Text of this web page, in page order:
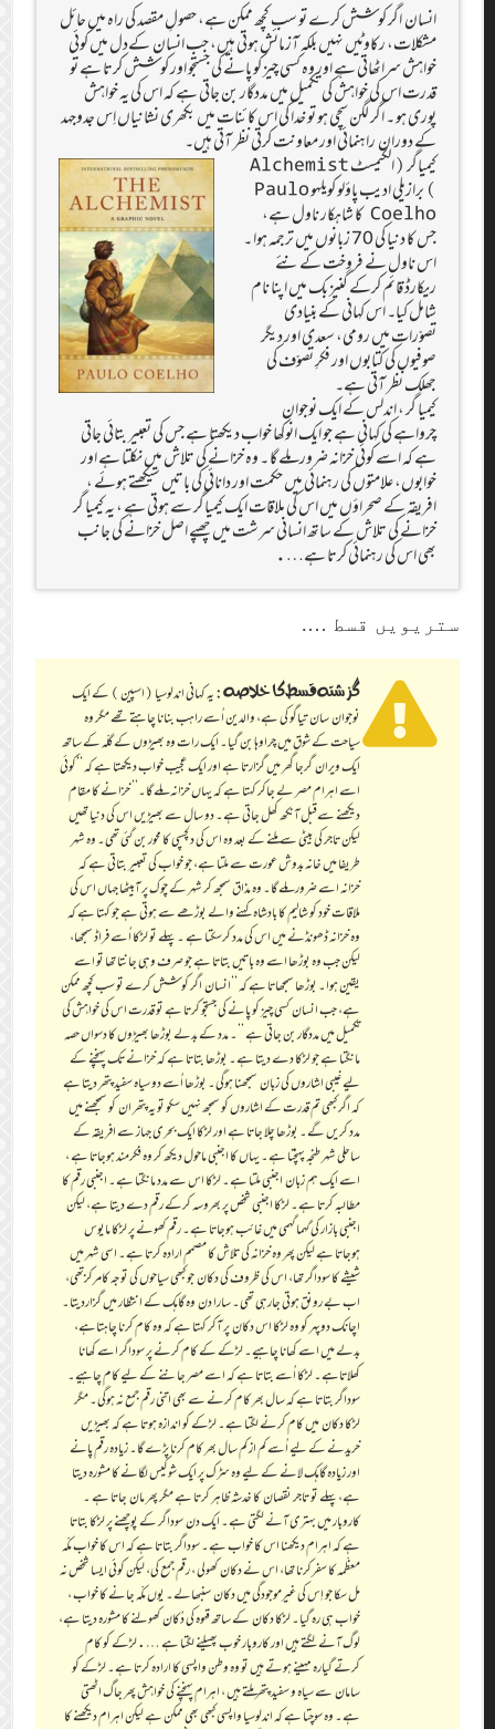
انسان اگر کوشش کرے تو سب کچھ ممکن ہے، حصولِ مقصد کی راہ میں حائل
مشکلات، رکاوٹیں نہیں بلکہ آزمائش ہوتی ہیں، جب انسان کےدل میں کوئی
خواہش سراٹھاتی ہے اور وہ کسی چیز کو پانے کی جستجو اور کوشش کرتا ہے تو
قدرت اس کی خواہش کی تکمیل میں مددگار بن جاتی ہے کہ اس کی یہ خواہش
پوری ہو ۔ اگر لگن سچی ہو تو خدا کی اس کائنات میں بکھری نشانیاں اِس جدوجہد
کے دوران راہنمائی اور معاونت کرتی نظر آتی ہیں۔
کیمیاگر (الکیمسٹ Alchemist
) برازیلی ادیب پاؤلو کویلہو Paulo
Coelho کا شاہکار ناول ہے،
جس کا دنیا کی 70 زبانوں میں ترجمہ ہوا ۔
اس ناول نے فروخت کےنئے
ریکارڈ قائم کرکے گنیز بک میں اپنا نام
شامل کیا۔ اس کہانی کے بنیادی
تصوّرات میں رومی، سعدی اور دیگر
صوفیوں کی کتابوں اور فکرِ تصوّف کی
جھلک نظر آتی ہے۔
کیمیا گر ، اندلس کے ایک نوجوان
چرواہے کی کہانی ہے جو ایک انوکھا خواب دیکھتا ہے جس کی تعبیر بتائی جاتی
ہے کہ اسے کوئی خزانہ ضرورملے گا ۔ وہ خزانے کی تلاش میں نکلتا ہے اور
خوابوں، علامتوں کی رہنمائی میں حکمت اور دانائی کی باتیں سیکھتے ہوئے ،
افریقہ کے صحراؤں میں اس کی ملاقات ایک کیمیاگر سے ہوتی ہے ، یہ کیمیا گر
خزانے کی تلاش کے ساتھ انسانی سرشت میں چھپے اصل خزانے کی جانب
بھی اس کی رہنمائی کرتا ہے….
ستریویں قسط ….
گزشتہ قسط کا خلاصہ :یہ کہانی اندلوسیا (اسپین ) کے ایک
نوجوان سان تیاگو کی ہے، والدین اُسے راہب بنانا چاہتے تھے مگر وہ
سیاحت کے شوق میں چراوہا بن گیا۔ ایک رات وہ بھیڑوں کے گلّہ کے ساتھ
ایک ویران گرجا گھر میں گزارتا ہے اور ایک عجیب خواب دیکھتا ہے کہ ‘‘کوئی
اسے اہرام مصر لے جاکر کہتا ہے کہ یہاں خزانہ ملے گا۔’’ خزانے کا مقام
دیکھنے سےقبل آنکھ کھل جاتی ہے۔ دو سال سے بھیڑیں اس کی دنیا تھیں
لیکن تاجر کی بیٹی سے ملنے کے بعد وہ اس کی دلچسپی کا محور بن گئی تھی۔ وہ شہر
طریفا میں خانہ بدوش عورت سے ملتا ہے، جو خواب کی تعبیر بتاتی ہے کہ
خزانہ اسے ضرور ملے گا۔ وہ مذاق سمجھ کر شہر کے چوک پر آبیٹھا جہاں اس کی
ملاقات خود کو شالیم کا بادشاہ کہنے والے بوڑھے سے ہوتی ہے جو کہتا ہے کہ
وہ خزانہ ڈھونڈنے میں اس کی مدد کرسکتا ہے ۔ پہلے تو لڑکا اُسے فراڈ سمجھا،
لیکن جب وہ بوڑھا اسے وہ باتیں بتاتا ہے جو صرف وہی جانتا تھا تو اسے
یقین ہوا۔ بوڑھا سمجھاتا ہے کہ ‘‘انسان اگر کوشش کرے تو سب کچھ ممکن
ہے، جب انسان کسی چیز کو پانے کی جستجو کرتا ہے تو قدرت اس کی خواہش کی
تکمیل میں مددگار بن جاتی ہے ’’۔ مدد کے بدلے بوڑھا بھیڑوں کا دسواں حصہ
مانگتا ہے جو لڑکا دے دیتا ہے۔ بوڑھا بتاتا ہے کہ خزانے تک پہنچنے کے
لیے غیبی اشاروں کی زبان سمجھنا ہوگی۔ بوڑھا اُسے دو سیاہ سفید پتھر دیتا ہے
کہ اگر کبھی تم قدرت کے اشاروں کو سمجھ نہیں سکو تو یہ پتھر ان کو سمجھنے میں
مدد کریں گے۔ بوڑھا چلا جاتا ہے اور لڑکا ایک بحری جہاز سے افریقہ کے
ساحلی شہر طنجہ پہنچتا ہے۔ یہاں کا اجنبی ماحول دیکھ کر وہ فکرمند ہوجاتا ہے ،
اسے ایک ہم زبان اجنبی ملتا ہے۔ لڑکا اس سے مدد مانگتا ہے۔ اجنبی رقم کا
مطالبہ کرتا ہے۔ لڑکا اجنبی شخص پر بھروسہ کرکے رقم دے دیتا ہے، لیکن
اجنبی بازار کی گہما گہمی میں غائب ہوجاتا ہے۔ رقم کھونے پر لڑکا مایوس
ہوجاتا ہے لیکن پھر وہ خزانہ کی تلاش کا مصمم ارادہ کرتا ہے۔ اسی شہر میں
شیشے کا سوداگر تھا، اس کی ظروف کی دکان جو کبھی سیاحوں کی توجہ کامرکزتھی،
اب بے رونق ہوتی جارہی تھی۔ سارا دن وہ گاہک کے انتظار میں گزاردیتا۔
اچانک دوپہر کو وہ لڑکا اس دکان پر آکر کہتا ہے کہ وہ کام کرنا چاہتاہے،
بدلے میں اسے کھانا چاہیے۔ لڑکے کے کام کرنے پر سوداگر اسے کھانا
کھلاتاہے۔ لڑکا اُسے بتاتا ہے کہ اسے مصر جاننے کے لیے کام چاہیے۔
سوداگر بتاتا ہے کہ سال بھر کام کرنے سے بھی اتنی رقم جمع نہ ہوگی۔ مگر
لڑکا دکان میں کام کرنے لگتا ہے۔ لڑکے کو اندازہ ہوتا ہے کہ بھیڑیں
خریدنے کے لیے اُسے کم از کم سال بھر کام کرنا پڑے گا۔ زیادہ رقم پانے
اور زیادہ گاہک لانے کے لیے وہ سڑک پر ایک شوکیس لگانے کا مشورہ دیتا
ہے، پہلے تو تاجر نقصان کا خدشہ ظاہر کرتا ہے مگر پھر مان جاتا ہے ۔
کاروبار میں بہتری آنے لگتی ہے۔ ایک دن سوداگر کے پوچھنے پر لڑکا بتاتا
ہے کہ اہرام دیکھنا اس کا خواب ہے۔ سوداگر بتاتا ہے کہ اس کا خواب مکّہ
معظّمہ کا سفرکرنا تھا، اس نے دکان کھولی ، رقم جمع کی، لیکن کوئی ایسا شخص نہ
مل سکا جو اِس کی غیرموجودگی میں دکان سنبھالے۔ یوں مکّہ جانے کا خواب ،
خواب ہی رہ گیا۔ لڑکا دکان کے ساتھ قہوہ کی دُکان کھولنے کا مشورہ دیتا ہے،
لوگ آنے لگتے ہیں اور کاروبار خوب پھیلنے لگتا ہے ….لڑکے کو کام
کرتے گیارہ مہینے ہوتے ہیں تو وہ وطن واپسی کا ارادہ کرتا ہے۔ لڑکے کو
سامان سے سیاہ و سفید پتھر ملتے ہیں ، اہرام پہنچنے کی خواہش پھر جاگ اٹھتی
ہے۔ وہ سوچتا ہے کہ اندلوسیا واپسی کبھی بھی ممکن ہے لیکن اہرام دیکھنے کا